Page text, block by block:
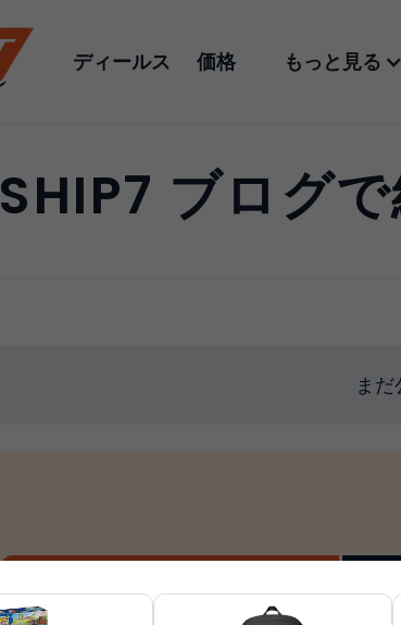
ディールス 価格 もっと見る
SHIP7 ブログ
まだ